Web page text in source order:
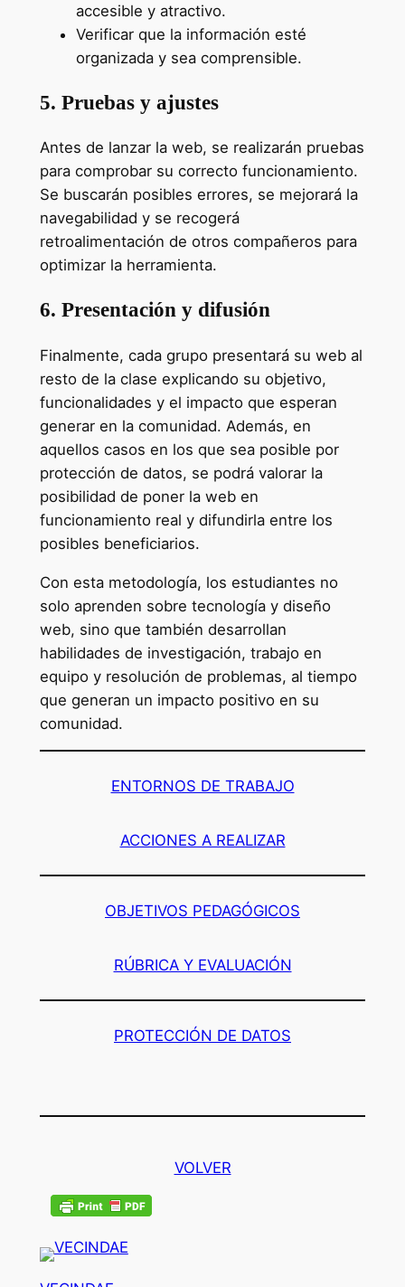
accesible y atractivo.
Verificar que la información esté
organizada y sea comprensible.
5. Pruebas y ajustes
Antes de lanzar la web, se realizarán pruebas
para comprobar su correcto funcionamiento.
Se buscarán posibles errores, se mejorará la
navegabilidad y se recogerá
retroalimentación de otros compañeros para
optimizar la herramienta.
6. Presentación y difusión
Finalmente, cada grupo presentará su web al
resto de la clase explicando su objetivo,
funcionalidades y el impacto que esperan
generar en la comunidad. Además, en
aquellos casos en los que sea posible por
protección de datos, se podrá valorar la
posibilidad de poner la web en
funcionamiento real y difundirla entre los
posibles beneficiarios.
Con esta metodología, los estudiantes no
solo aprenden sobre tecnología y diseño
web, sino que también desarrollan
habilidades de investigación, trabajo en
equipo y resolución de problemas, al tiempo
que generan un impacto positivo en su
comunidad.
ENTORNOS DE TRABAJO
ACCIONES A REALIZAR
OBJETIVOS PEDAGÓGICOS
RÚBRICA Y EVALUACIÓN
PROTECCIÓN DE DATOS
VOLVER